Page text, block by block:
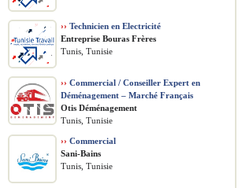
›› Technicien en Electricité
Entreprise Bouras Frères
Tunis, Tunisie
›› Commercial / Conseiller Expert en
Déménagement – Marché Français
Otis Déménagement
Tunis, Tunisie
›› Commercial
Sani-Bains
Tunis, Tunisie